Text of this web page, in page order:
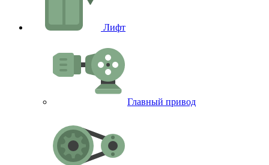
Лифт
Главный привод